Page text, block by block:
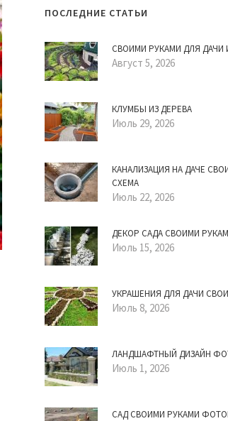
ПОСЛЕДНИЕ СТАТЬИ
СВОИМИ РУКАМИ ДЛЯ ДАЧИ
Август 5, 2026
КЛУМБЫ ИЗ ДЕРЕВА
Июль 29, 2026
КАНАЛИЗАЦИЯ НА ДАЧЕ
СХЕМА
Июль 22, 2026
ДЕКОР САДА СВОИМИ
Июль 15, 2026
УКРАШЕНИЯ ДЛЯ ДАЧИ
Июль 8, 2026
ЛАНДШАФТНЫЙ ДИЗАЙН
Июль 1, 2026
САД СВОИМИ РУКАМИ